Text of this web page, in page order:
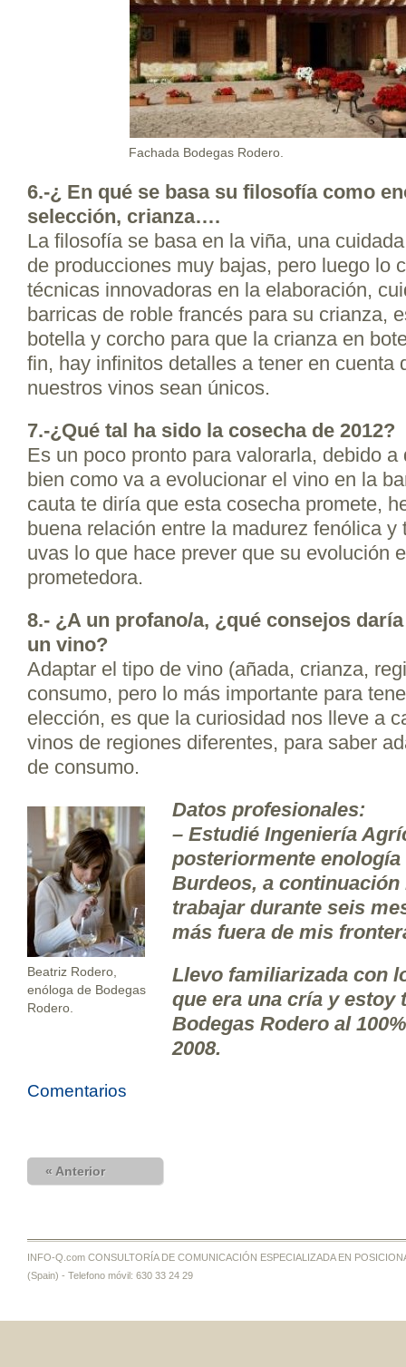
Fachada Bodegas Rodero.
6.-¿ En qué se basa su filosofía como
selección, crianza….
La filosofía se basa en la viña, una
de producciones muy bajas, pero luego lo
técnicas innovadoras en la elaboración,
barricas de roble francés para su crianza,
botella y corcho para que la crianza en
fin, hay infinitos detalles a tener en cuenta
nuestros vinos sean únicos.
7.-¿Qué tal ha sido la cosecha de 2012?
Es un poco pronto para valorarla, debido
bien como va a evolucionar el vino en la
cauta te diría que esta cosecha promete,
buena relación entre la madurez fenólica y
uvas lo que hace prever que su evolución
prometedora.
8.- ¿A un profano/a, ¿qué consejos
un vino?
Adaptar el tipo de vino (añada, crianza,
consumo, pero lo más importante para
elección, es que la curiosidad nos lleve a
vinos de regiones diferentes, para saber
de consumo.
Beatriz Rodero,
enóloga de Bodegas
Rodero.
Datos profesionales:
– Estudié Ingeniería
posteriormente
Burdeos, a
trabajar durante seis
más fuera de mis
Llevo familiarizada con
que era una cría y estoy
Bodegas Rodero al
2008.
Comentarios
« Anterior
INFO-Q.com CONSULTORÍA DE COMUNICACIÓN ESPECIALIZADA EN
(Spain) - Telefono móvil: 630 33 24 29